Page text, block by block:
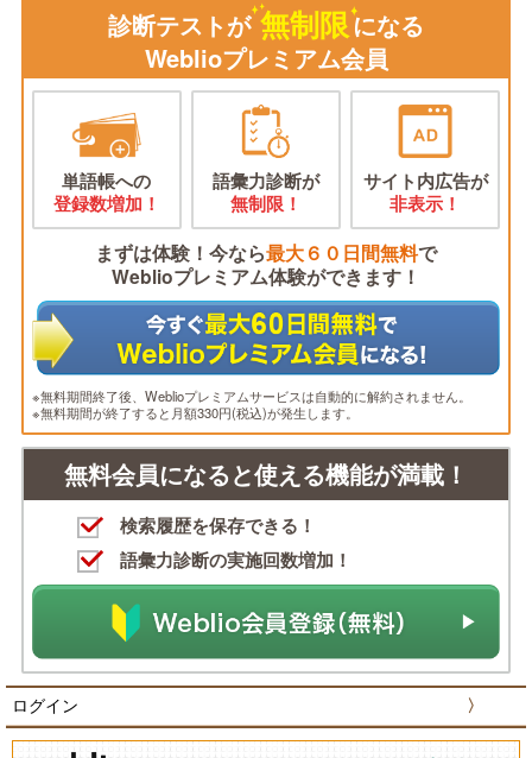
診断テストが 無制限になる
Weblioプレミアム会員
単語帳への
登録数増加！
語彙力診断が
無制限！
サイト内広告が
非表示！
まずは体験！今なら最大６０日間無料で
Weblioプレミアム体験ができます！
※無料期間終了後、Weblioプレミアムサービスは自動的に解約されません。
※無料期間が終了すると月額330円(税込)が発生します。
無料会員になると使える機能が満載！
検索履歴を保存できる！
語彙力診断の実施回数増加！
ログイン 〉